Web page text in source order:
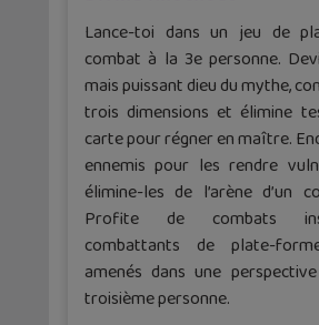
Lance-toi dans un jeu de
combat à la 3e personne.
mais puissant dieu du mythe,
trois dimensions et élimine
carte pour régner en maître.
ennemis pour les rendre
élimine-les de l’arène d’un
Profite de combats
combattants de plate-
amenés dans une
troisième personne.